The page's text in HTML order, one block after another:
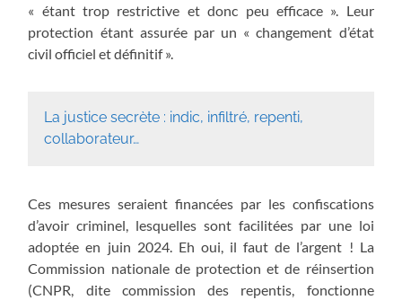
« étant trop restrictive et donc peu efficace ». Leur
protection étant assurée par un « changement d’état
civil officiel et définitif ».
La justice secrète : indic, infiltré, repenti,
collaborateur…
Ces mesures seraient financées par les confiscations
d’avoir criminel, lesquelles sont facilitées par une loi
adoptée en juin 2024. Eh oui, il faut de l’argent ! La
Commission nationale de protection et de réinsertion
(CNPR, dite commission des repentis, fonctionne